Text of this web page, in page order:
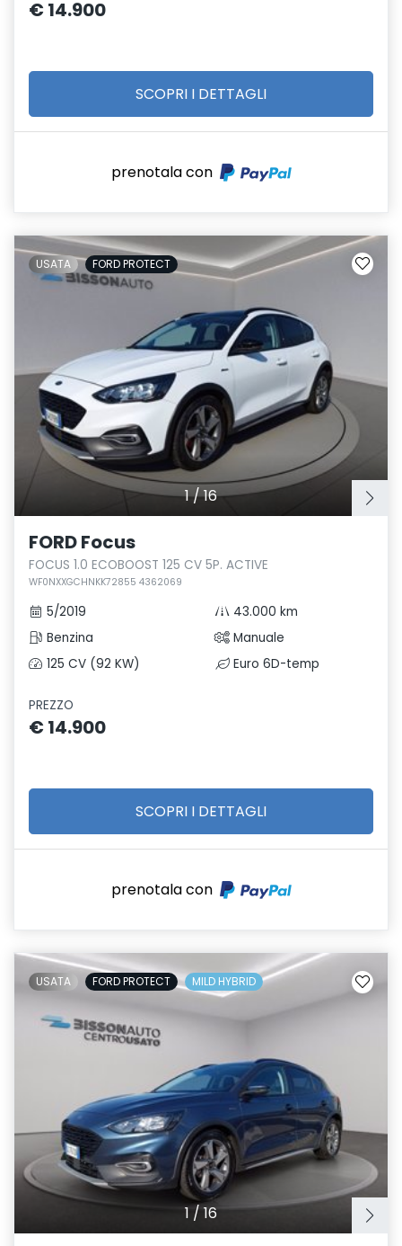
€ 14.900
SCOPRI I DETTAGLI
prenotala con
1/16
USATA FORD PROTECT
FORD Focus
FOCUS 1.0 ECOBOOST 125 CV 5P. ACTIVE
WF0NXXGCHNKK72855 4362069
5/2019
43.000 km
Benzina
Manuale
125 CV (92 KW)
Euro 6D-temp
PREZZO
€ 14.900
SCOPRI I DETTAGLI
prenotala con
1 / 16
USATA FORD PROTECT MILD HYBRID